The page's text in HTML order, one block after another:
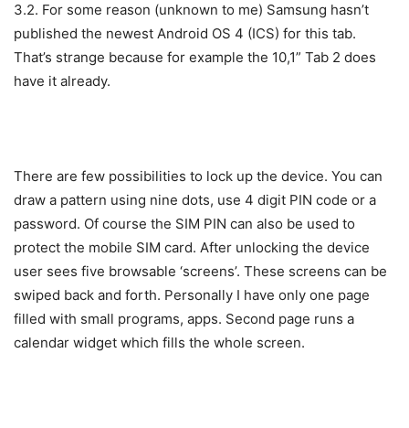
3.2. For some reason (unknown to me) Samsung hasn’t
published the newest Android OS 4 (ICS) for this tab.
That’s strange because for example the 10,1” Tab 2 does
have it already.
There are few possibilities to lock up the device. You can
draw a pattern using nine dots, use 4 digit PIN code or a
password. Of course the SIM PIN can also be used to
protect the mobile SIM card. After unlocking the device
user sees five browsable ‘screens’. These screens can be
swiped back and forth. Personally I have only one page
filled with small programs, apps. Second page runs a
calendar widget which fills the whole screen.